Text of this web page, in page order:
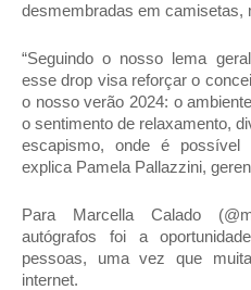
desmembradas em camisetas,
“Seguindo o nosso lema
esse drop visa reforçar o
o nosso verão 2024: o
o sentimento de relaxamento,
escapismo, onde é possível
explica Pamela Pallazzini,
Para Marcella Calado
autógrafos foi a
pessoas, uma vez que
internet.